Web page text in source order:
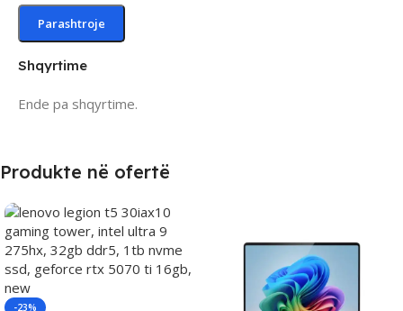
Shqyrtime
Ende pa shqyrtime.
Produkte në ofertë
-23%